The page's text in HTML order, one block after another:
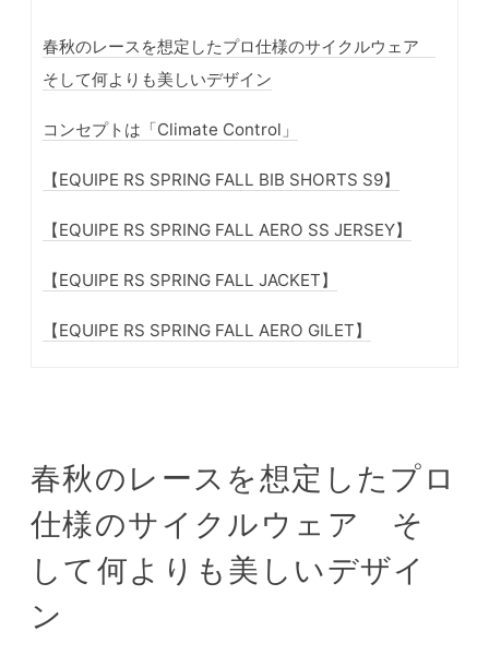
春秋のレースを想定したプロ仕様のサイクルウェア
そして何よりも美しいデザイン
コンセプトは「Climate Control」
【EQUIPE RS SPRING FALL BIB SHORTS S9】
【EQUIPE RS SPRING FALL AERO SS JERSEY】
【EQUIPE RS SPRING FALL JACKET】
【EQUIPE RS SPRING FALL AERO GILET】
春秋のレースを想定したプロ
仕様のサイクルウェア そ
して何よりも美しいデザイ
ン